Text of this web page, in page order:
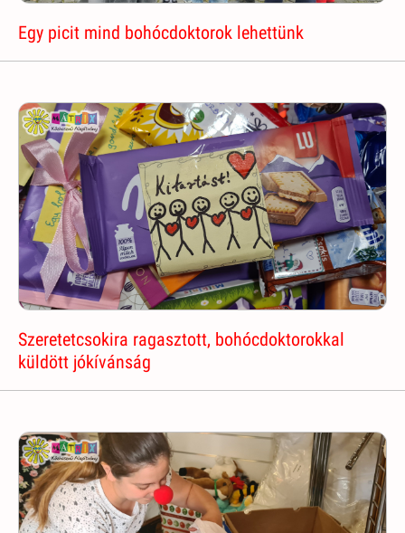
Egy picit mind bohócdoktorok lehettünk
Szeretetcsokira ragasztott, bohócdoktorokkal
küldött jókívánság